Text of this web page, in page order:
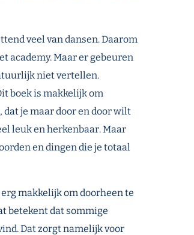
veel van dansen. Daarom
academy. Maar er gebeuren
niet vertellen.
boek is makkelijk om
dat je maar door en door wilt
leuk en herkenbaar. Maar
en dingen die je totaal
makkelijk om doorheen te
betekent dat sommige
Dat zorgt namelijk voor